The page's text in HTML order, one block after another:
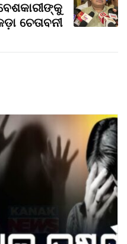
ଚେତାବନୀ